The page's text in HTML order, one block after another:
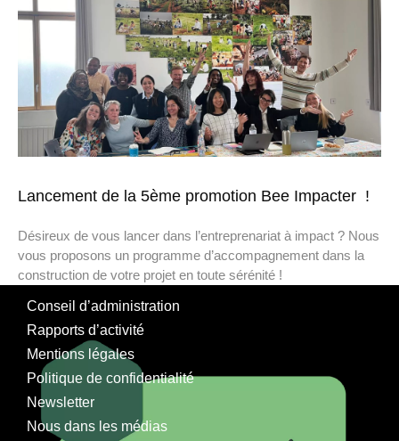
Lancement de la 5ème promotion Bee Impacter !
Désireux de vous lancer dans l’entreprenariat à impact ? Nous
vous proposons un programme d’accompagnement dans la
construction de votre projet en toute sérénité !
Conseil d’administration
Rapports d’activité
Mentions légales
Politique de confidentialité
Newsletter
Nous dans les médias